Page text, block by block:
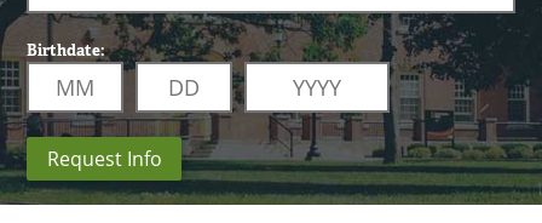
Birthdate:
Request Info